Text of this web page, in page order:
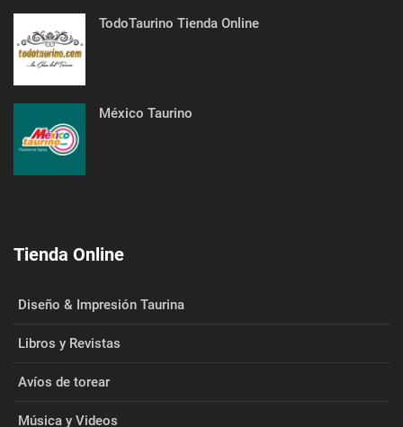
TodoTaurino Tienda Online
México Taurino
Tienda Online
Diseño & Impresión Taurina
Libros y Revistas
Avíos de torear
Música y Videos